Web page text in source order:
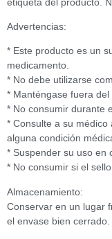
Advertencias:
* Este producto es un
medicamento.
* No debe utilizarse
* Manténgase fuera
* No consumir durante
* Consulte a su
alguna condición
* Suspender su uso en
* No consumir si el
Almacenamiento:
Conservar en un lugar
el envase bien cerrado.